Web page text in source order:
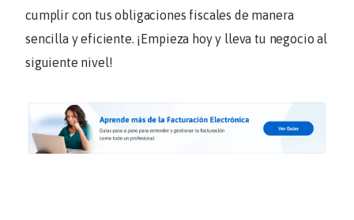
cumplir con tus obligaciones fiscales de manera
sencilla y eficiente. ¡Empieza hoy y lleva tu negocio al
siguiente nivel!